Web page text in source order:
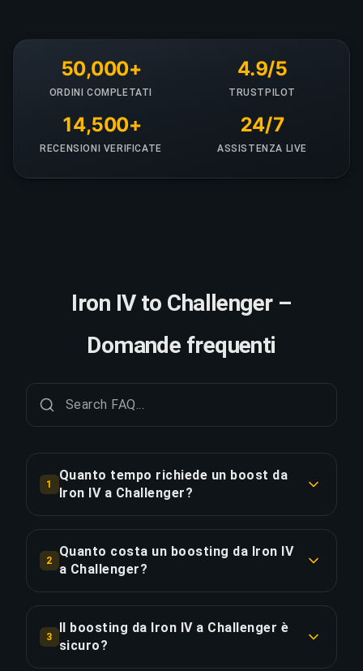
50,000+
ORDINI COMPLETATI
4.9/5
TRUSTPILOT
14,500+
RECENSIONI VERIFICATE
24/7
ASSISTENZA LIVE
Iron IV to Challenger –
Domande frequenti
1
Quanto tempo richiede un boost da
Iron IV a Challenger?
tipicamente 7+ giorni. Con Ordine Prioritario, la
consegna è circa il 25% più veloce.
2
Quanto costa un boosting da Iron IV
a Challenger?
€454.78 per l'opzione standard. L'Ordine
Prioritario costa €545.73, mentre il Pacchetto
3
Il boosting da Iron IV a Challenger è
sicuro?